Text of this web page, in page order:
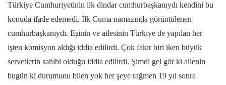
Türkiye Cumhuriyetinin ilk dindar cumhurbaşkanıydı kendini bu
konuda ifade edemedi. İlk Cuma namazında görüntülenen
cumhurbaşkanıydı. Eşinin ve ailesinin Türkiye de yapılan her
işten komisyon aldığı iddia edilirdi. Çok fakir biri iken büyük
servetlerin sahibi olduğu iddia edilirdi. Şimdi gel gör ki ailenin
bugün ki durumunu bilen yok her şeye rağmen 19 yıl sonra